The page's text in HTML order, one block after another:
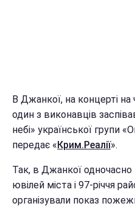
В Джанкої, на концерті
один з виконавців
небі» української групи
передає «Крим.Реалії».
Так, в Джанкої одночасно
ювілей міста і 97-річчя
організували показ